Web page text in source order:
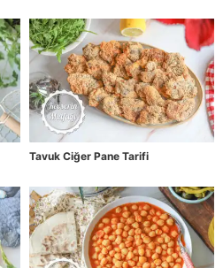
Tavuk Ciğer Pane Tarifi